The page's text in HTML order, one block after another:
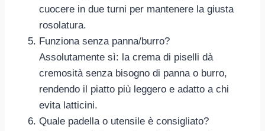
cuocere in due turni per mantenere la giusta
rosolatura.
Funziona senza panna/burro?
Assolutamente sì: la crema di piselli dà
cremosità senza bisogno di panna o burro,
rendendo il piatto più leggero e adatto a chi
evita latticini.
Quale padella o utensile è consigliato?